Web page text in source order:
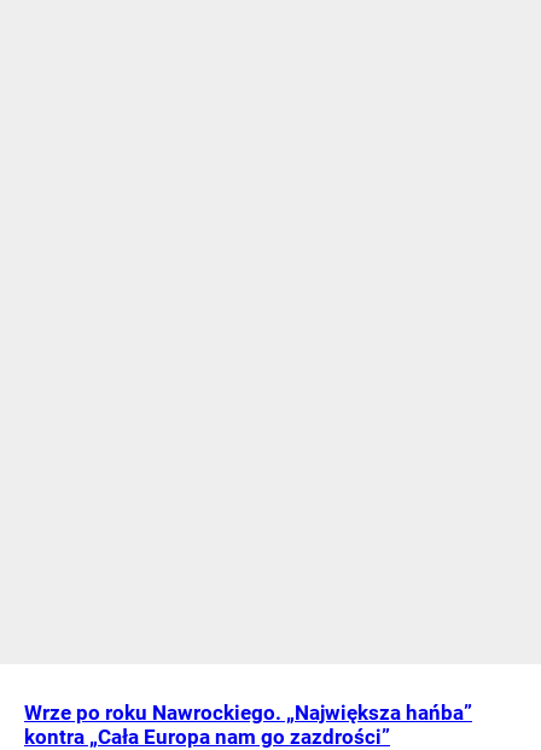
Wrze po roku Nawrockiego. „Największa hańba”
kontra „Cała Europa nam go zazdrości”